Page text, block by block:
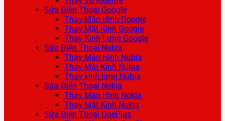
Sửa Điện Thoại Google
Thay Màn Hình Google
Thay Mặt Kính Google
Thay Kính Lưng Google
Sửa Điện Thoại Nubia
Thay Màn Hình Nubia
Thay Mặt Kính Nubia
Thay kính lưng Nubia
Sửa Điện Thoại Nokia
Thay Màn Hình Nokia
Thay Mặt Kính Nokia
Sửa Điện Thoại OnePlus